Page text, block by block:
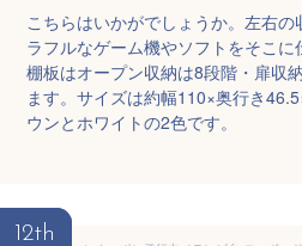
こちらはいかがでしょうか。左右
ラフルなゲーム機やソフトをそこに
棚板はオープン収納は8段階・扉収
ます。サイズは約幅110×奥行き
ウンとホワイトの2色です。
12th